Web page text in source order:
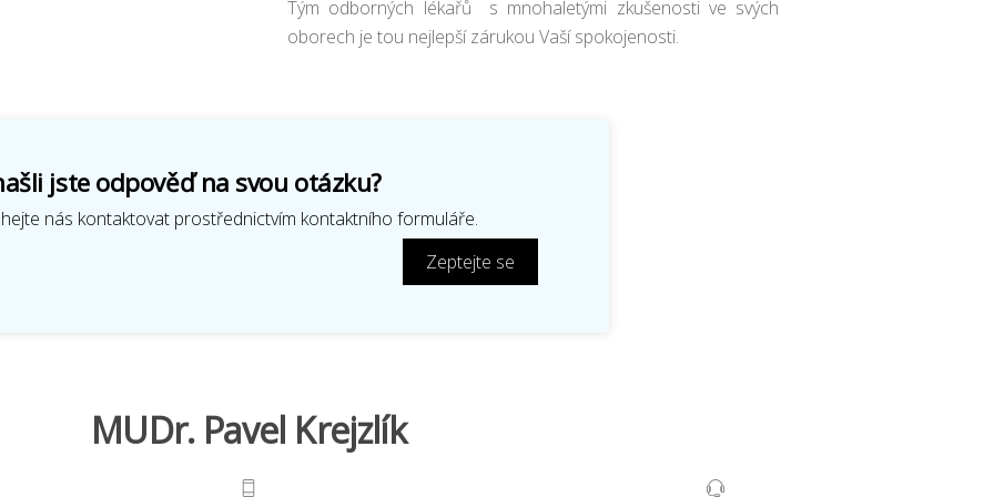
Tým odborných lékařů s mnohaletými zkušenosti ve svých
oborech je tou nejlepší zárukou Vaší spokojenosti.
jste odpověď na svou otázku?
nás kontaktovat prostřednictvím kontaktního formuláře.
Zeptejte se
MUDr. Pavel Krejzlík